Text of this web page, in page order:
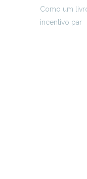
Como um
incentivo par